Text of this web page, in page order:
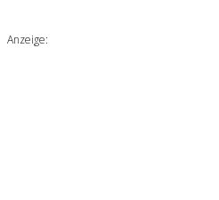
Anzeige: